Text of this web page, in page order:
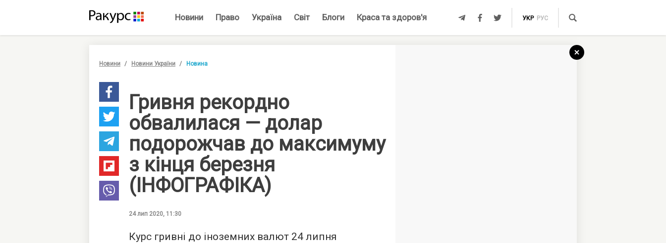
Новини Право Україна Світ Блоги Краса та здоров'я УКР РУС
Новини Новини України Новина
Гривня рекордно
обвалилася — долар
подорожчав до максимуму
з кінця березня
(ІНФОГРАФІКА)
24 лип 2020, 11:30
Курс гривні до іноземних валют 24 липня